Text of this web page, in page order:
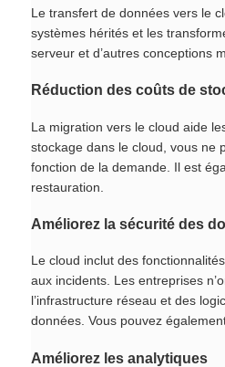
Le transfert de données vers le
systèmes hérités et les
serveur et d’autres conceptions
Réduction des coûts de
La migration vers le cloud aide
stockage dans le cloud, vous ne
fonction de la demande. Il est
restauration.
Améliorez la sécurité des
Le cloud inclut des
aux incidents. Les entreprises
l’infrastructure réseau et des
données. Vous pouvez
Améliorez les analytiques